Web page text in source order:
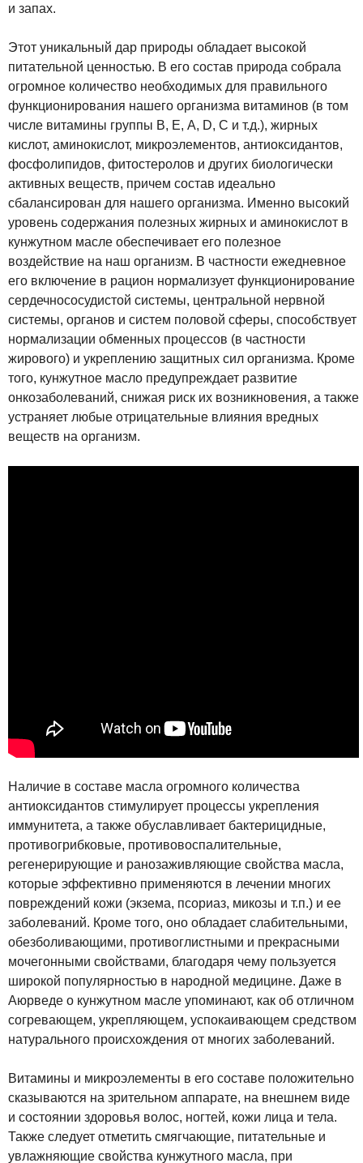
и запах.
Этот уникальный дар природы обладает высокой
питательной ценностью. В его состав природа собрала
огромное количество необходимых для правильного
функционирования нашего организма витаминов (в том
числе витамины группы B, Е, А, D, С и т.д.), жирных
кислот, аминокислот, микроэлементов, антиоксидантов,
фосфолипидов, фитостеролов и других биологически
активных веществ, причем состав идеально
сбалансирован для нашего организма. Именно высокий
уровень содержания полезных жирных и аминокислот в
кунжутном масле обеспечивает его полезное
воздействие на наш организм. В частности ежедневное
его включение в рацион нормализует функционирование
сердечнососудистой системы, центральной нервной
системы, органов и систем половой сферы, способствует
нормализации обменных процессов (в частности
жирового) и укреплению защитных сил организма. Кроме
того, кунжутное масло предупреждает развитие
онкозаболеваний, снижая риск их возникновения, а также
устраняет любые отрицательные влияния вредных
веществ на организм.
Наличие в составе масла огромного количества
антиоксидантов стимулирует процессы укрепления
иммунитета, а также обуславливает бактерицидные,
противогрибковые, противовоспалительные,
регенерирующие и ранозаживляющие свойства масла,
которые эффективно применяются в лечении многих
повреждений кожи (экзема, псориаз, микозы и т.п.) и ее
заболеваний. Кроме того, оно обладает слабительными,
обезболивающими, противоглистными и прекрасными
мочегонными свойствами, благодаря чему пользуется
широкой популярностью в народной медицине. Даже в
Аюрведе о кунжутном масле упоминают, как об отличном
согревающем, укрепляющем, успокаивающем средством
натурального происхождения от многих заболеваний.
Витамины и микроэлементы в его составе положительно
сказываются на зрительном аппарате, на внешнем виде
и состоянии здоровья волос, ногтей, кожи лица и тела.
Также следует отметить смягчающие, питательные и
увлажняющие свойства кунжутного масла, при